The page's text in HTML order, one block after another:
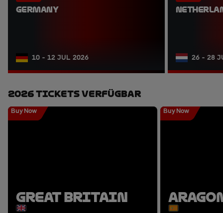
GERMANY
10 - 12 JUL 2026 26 - 28
2026 Tickets Verfügbar
Buy Now
GREAT BRITAIN
Buy Now